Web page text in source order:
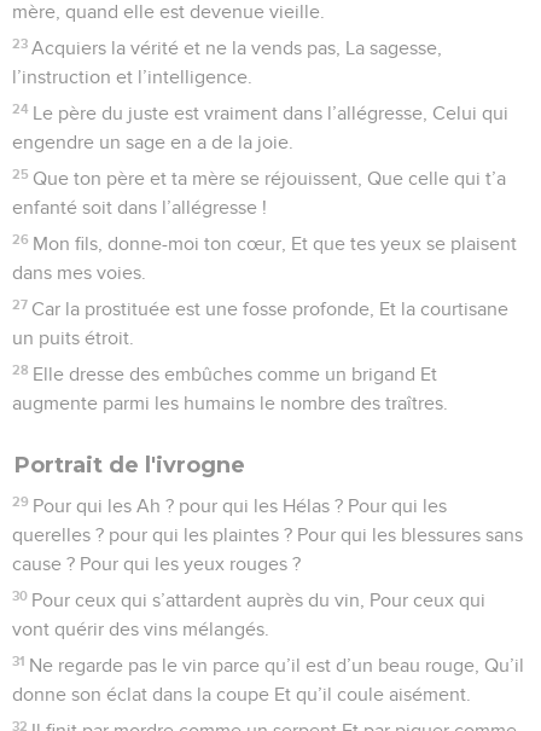
mère, quand elle est devenue vieille.
23 Acquiers la vérité et ne la vends pas, La sagesse,
l’instruction et l’intelligence.
24 Le père du juste est vraiment dans l’allégresse, Celui qui
engendre un sage en a de la joie.
25 Que ton père et ta mère se réjouissent, Que celle qui t’a
enfanté soit dans l’allégresse !
26 Mon fils, donne-moi ton cœur, Et que tes yeux se plaisent
dans mes voies.
27 Car la prostituée est une fosse profonde, Et la courtisane
un puits étroit.
28 Elle dresse des embûches comme un brigand Et
augmente parmi les humains le nombre des traîtres.
Portrait de l'ivrogne
29 Pour qui les Ah ? pour qui les Hélas ? Pour qui les
querelles ? pour qui les plaintes ? Pour qui les blessures sans
cause ? Pour qui les yeux rouges ?
30 Pour ceux qui s’attardent auprès du vin, Pour ceux qui
vont quérir des vins mélangés.
31 Ne regarde pas le vin parce qu’il est d’un beau rouge, Qu’il
donne son éclat dans la coupe Et qu’il coule aisément.
32